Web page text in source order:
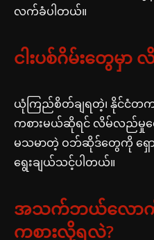
လက်ခံပါတယ်။
ငါးပစ်ဂိမ်းတွေမှ
ယုံကြည်စိတ်ချရတဲ့၊ နိုင်ငံတ
ကစားမယ်ဆိုရင် လိမ်လည်မှုတွ
မသမာတဲ့ ဝဘ်ဆိုဒ်တွေကို ရှောင်
ရွေးချယ်သင့်ပါတယ်။
အသက်ဘယ်လောက်ရှိ
ကစားလို့ရလဲ?